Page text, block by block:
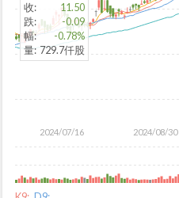
2024/07/16 2024/08/30
收:
11.50
跌:
-0.09
幅:
-0.78%
量: 729.7仟股